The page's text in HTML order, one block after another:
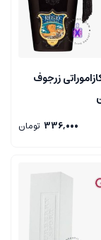
زرجوف
336,000 تومان